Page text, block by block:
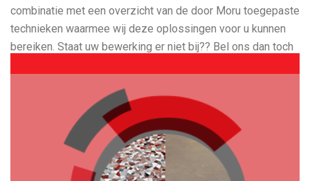
combinatie met een overzicht van de door Moru toegepaste
technieken waarmee wij deze oplossingen voor u kunnen
bereiken. Staat uw bewerking er niet bij?? Bel ons dan toch